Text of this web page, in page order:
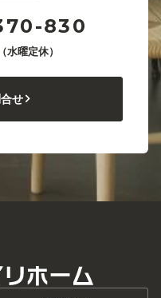
830
水曜定休）
せ